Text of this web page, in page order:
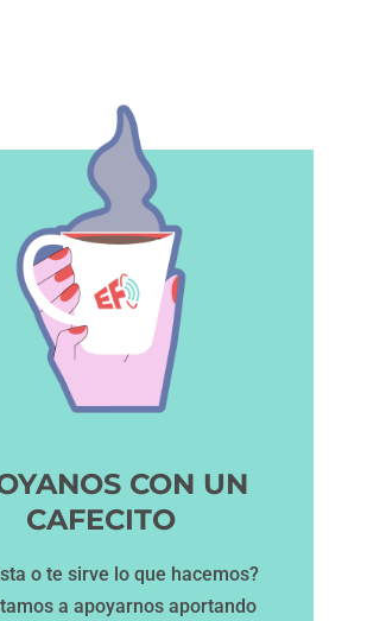
CON UN
CAFECITO
o te sirve lo que hacemos?
a apoyarnos aportando